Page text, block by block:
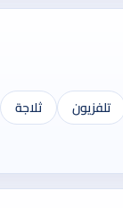
تلفزيون
ثلاجة